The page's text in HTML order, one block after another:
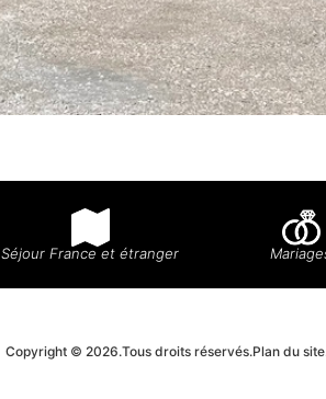
Séjour France et étranger
Copyright © 2026.Tous droits réservés.Plan du